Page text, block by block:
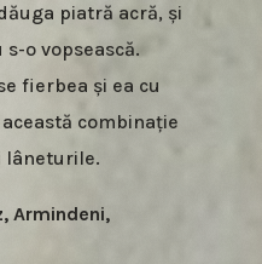
piatră acră, și
o vopsească.
fierbea și ea cu
combinație
lâneturile.
Armindeni,